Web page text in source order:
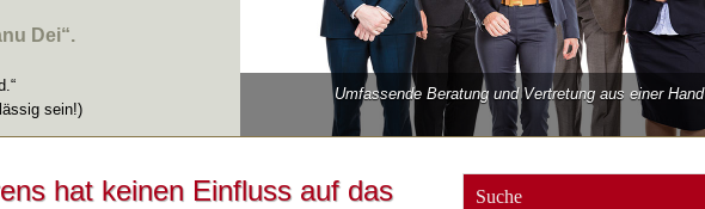
Dei“.
sein!)
Umfassende Beratung und Vertretung aus einer Hand
hat keinen Einfluss auf das
Suche